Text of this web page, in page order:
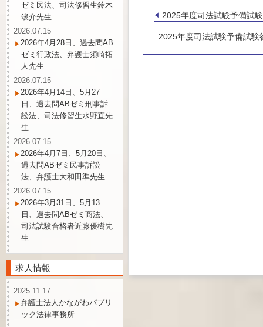
2025年度司法試験予備試
2025年度司法試験予備試
ゼミ民法、司法修習生鈴木
竣介先生
2026.07.15
2026年4月28日、過去問AB
ゼミ行政法、弁護士須崎拓
人先生
2026.07.15
2026年4月14日、5月27
日、過去問ABゼミ刑事訴
訟法、司法修習生水野直先
生
2026.07.15
2026年4月7日、5月20日、
過去問ABゼミ民事訴訟
法、弁護士大和田準先生
2026.07.15
2026年3月31日、5月13
日、過去問ABゼミ商法、
司法試験合格者近藤優樹先
生
求人情報
2025.11.17
弁護士法人かながわパブリ
ック法律事務所